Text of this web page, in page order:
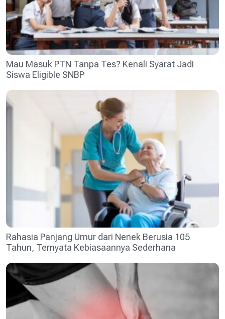
Mau Masuk PTN Tanpa Tes? Kenali Syarat Jadi
Siswa Eligible SNBP
Rahasia Panjang Umur dari Nenek Berusia 105
Tahun, Ternyata Kebiasaannya Sederhana